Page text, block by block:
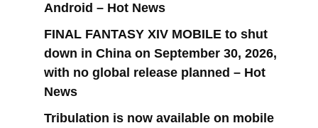
Android – Hot News
FINAL FANTASY XIV MOBILE to shut
down in China on September 30, 2026,
with no global release planned – Hot
News
Tribulation is now available on mobile